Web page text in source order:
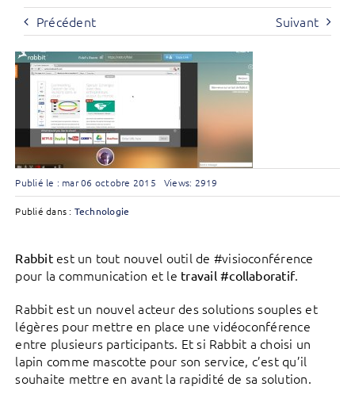
Précédent Suivant
Publié le : mar 06 octobre 2015 Views: 2919
Publié dans : Technologie
Rabbitest un tout nouvel outil de #visioconférence
pour la communication et le travail #collaboratif.
Rabbit est un nouvel acteur des solutions souples et
légères pour mettre en place une vidéoconférence
entre plusieurs participants. Et si Rabbit a choisi un
lapin comme mascotte pour son service, c’est qu’il
souhaite mettre en avant la rapidité de sa solution.